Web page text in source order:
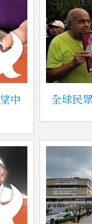
中
全球民